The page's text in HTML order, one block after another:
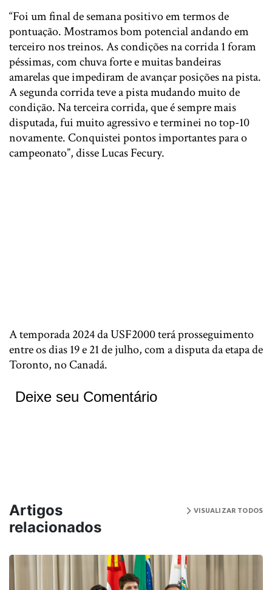
“Foi um final de semana positivo em termos de
pontuação. Mostramos bom potencial andando em
terceiro nos treinos. As condições na corrida 1 foram
péssimas, com chuva forte e muitas bandeiras
amarelas que impediram de avançar posições na pista.
A segunda corrida teve a pista mudando muito de
condição. Na terceira corrida, que é sempre mais
disputada, fui muito agressivo e terminei no top-10
novamente. Conquistei pontos importantes para o
campeonato”, disse Lucas Fecury.
A temporada 2024 da USF2000 terá prosseguimento
entre os dias 19 e 21 de julho, com a disputa da etapa de
Toronto, no Canadá.
Deixe seu Comentário
Artigos
relacionados
VISUALIZAR TODOS